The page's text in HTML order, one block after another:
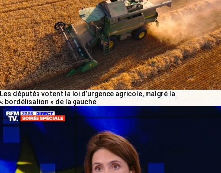
Les députés votent la loi d’urgence agricole, malgré la
« bordélisation » de la gauche